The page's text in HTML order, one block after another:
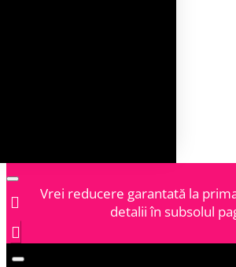
Vrei reducere garantată la
detalii în subsolul